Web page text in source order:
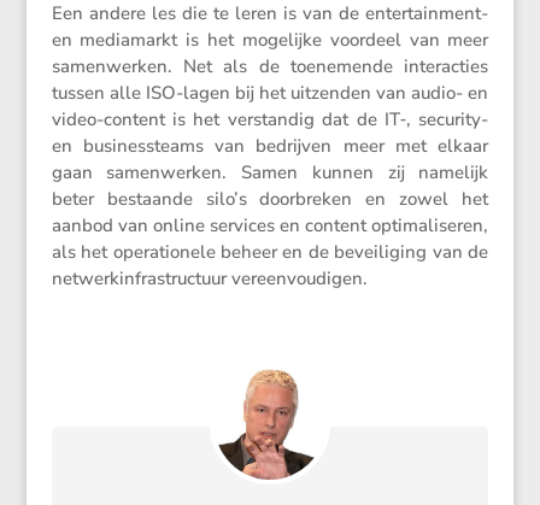
Een andere les die te leren is van de enter­tain­ment-
en media­markt is het mogelijke voordeel van meer
samen­werken. Net als de toene­mende inter­ac­ties
tussen alle ISO-lagen bij het uitzenden van audio- en
video-content is het verstandig dat de IT‑, security-
en business­teams van bedrijven meer met elkaar
gaan samen­werken. Samen kunnen zij namelijk
beter bestaande silo’s doorbreken en zowel het
aanbod van online services en content optima­li­seren,
als het opera­ti­o­nele beheer en de bevei­li­ging van de
netwer­k­in­fra­struc­tuur vereenvoudigen.